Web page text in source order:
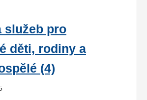
služeb pro
děti, rodiny a
(4)